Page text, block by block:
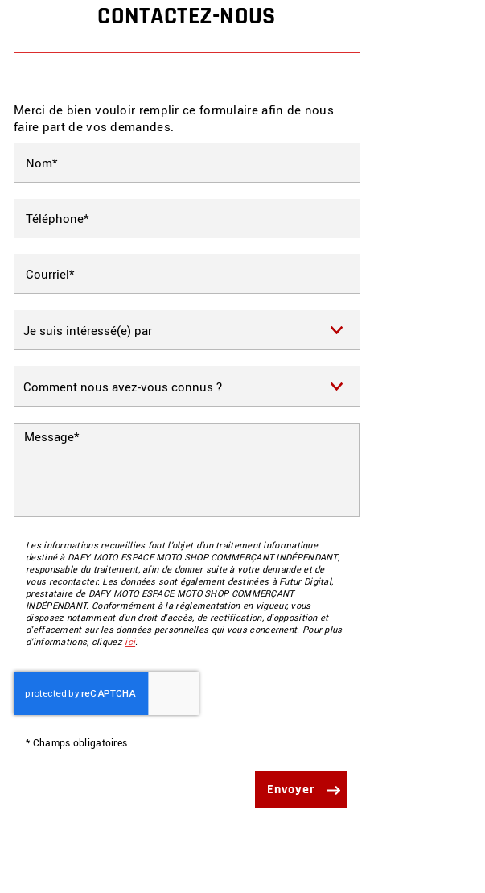
CONTACTEZ-NOUS
Merci de bien vouloir remplir ce formulaire afin de nous
faire part de vos demandes.
Les informations recueillies font l’objet d’un traitement informatique
destiné àDAFY MOTO ESPACE MOTO SHOP COMMERÇANT INDÉPENDANT,
responsable du traitement, afin de donner suite à votre demande et de
vous recontacter. Les données sont également destinées à Futur Digital,
prestataire de DAFY MOTO ESPACE MOTO SHOP COMMERÇANT
INDÉPENDANT. Conformément à la réglementation en vigueur, vous
disposez notamment d'un droit d'accès, de rectification, d'opposition et
d'effacement sur les données personnelles qui vous concernent. Pour plus
d’informations, cliquez ici.
* Champs obligatoires